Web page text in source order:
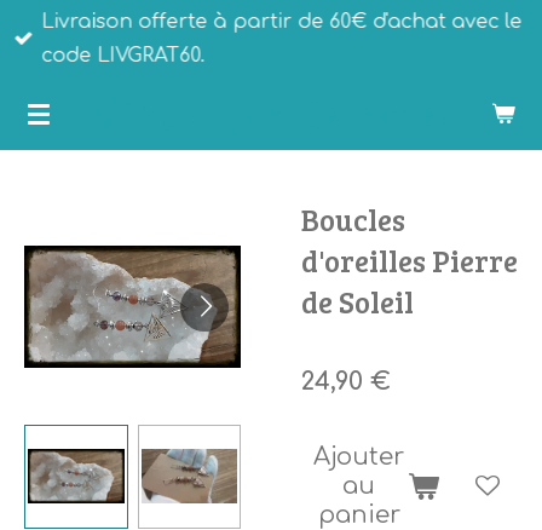
Passer
principal
Livraison offerte à partir de 60€ d'achat avec le
code LIVGRAT60.
Boucles
d'oreilles Pierre
de Soleil
24,90 €
Ajouter
au
panier